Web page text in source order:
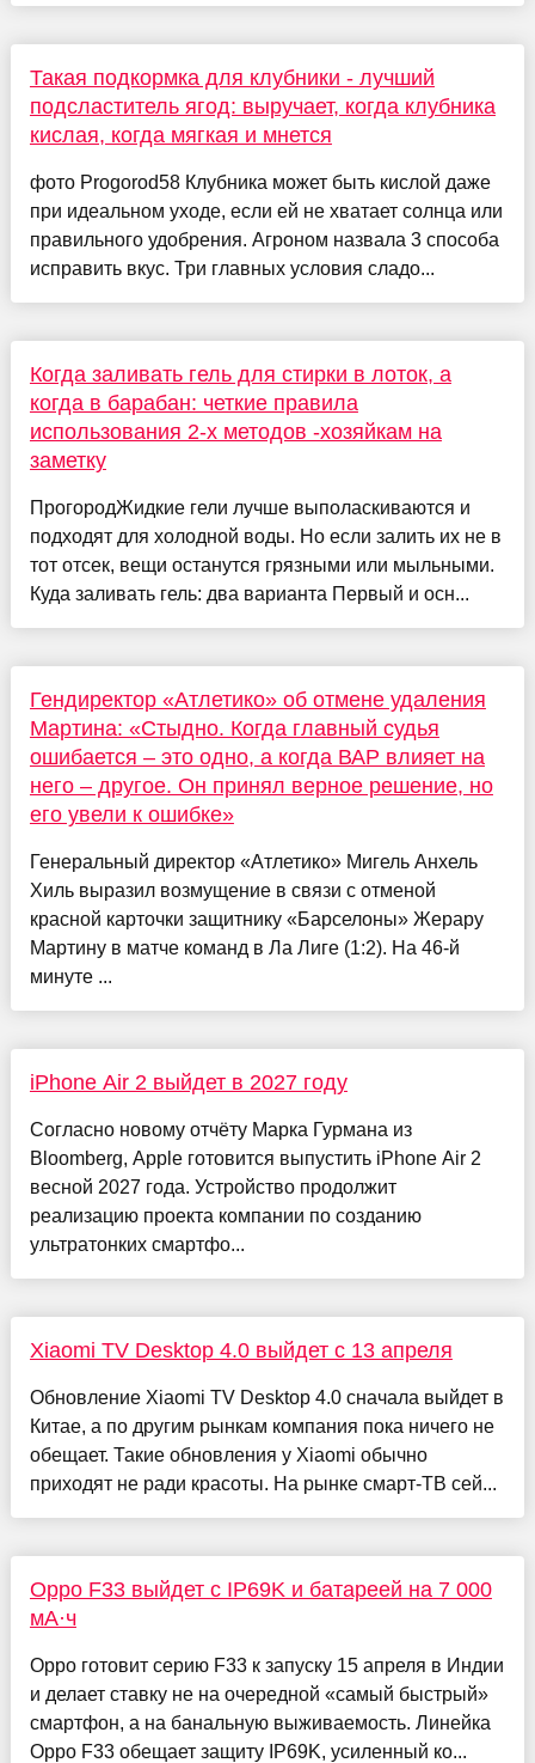
Такая подкормка для клубники - лучший
подсластитель ягод: выручает, когда клубника
кислая, когда мягкая и мнется
фото Progorod58 Клубника может быть кислой даже
при идеальном уходе, если ей не хватает солнца или
правильного удобрения. Агроном назвала 3 способа
исправить вкус. Три главных условия сладо...
Когда заливать гель для стирки в лоток, а
когда в барабан: четкие правила
использования 2-х методов -хозяйкам на
заметку
ПрогородЖидкие гели лучше выполаскиваются и
подходят для холодной воды. Но если залить их не в
тот отсек, вещи останутся грязными или мыльными.
Куда заливать гель: два варианта Первый и осн...
Гендиректор «Атлетико» об отмене удаления
Мартина: «Стыдно. Когда главный судья
ошибается – это одно, а когда ВАР влияет на
него – другое. Он принял верное решение, но
его увели к ошибке»
Генеральный директор «Атлетико» Мигель Анхель
Хиль выразил возмущение в связи с отменой
красной карточки защитнику «Барселоны» Жерару
Мартину в матче команд в Ла Лиге (1:2). На 46-й
минуте ...
iPhone Air 2 выйдет в 2027 году
Согласно новому отчёту Марка Гурмана из
Bloomberg, Apple готовится выпустить iPhone Air 2
весной 2027 года. Устройство продолжит
реализацию проекта компании по созданию
ультратонких смартфо...
Xiaomi TV Desktop 4.0 выйдет с 13 апреля
Обновление Xiaomi TV Desktop 4.0 сначала выйдет в
Китае, а по другим рынкам компания пока ничего не
обещает. Такие обновления у Xiaomi обычно
приходят не ради красоты. На рынке смарт-ТВ сей...
Oppo F33 выйдет с IP69K и батареей на 7 000
мА·ч
Oppo готовит серию F33 к запуску 15 апреля в Индии
и делает ставку не на очередной «самый быстрый»
смартфон, а на банальную выживаемость. Линейка
Oppo F33 обещает защиту IP69K, усиленный ко...